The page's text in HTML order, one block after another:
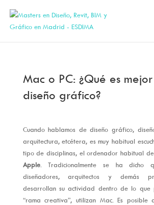
Mac o PC: ¿Qué es
diseño gráfico?
Cuando hablamos de diseño gráfico,
arquitectura, etcétera, es muy habitual
tipo de disciplinas, el ordenador habitual
Apple. Tradicionalmente se ha dicho
diseñadores, arquitectos y demás
desarrollan su actividad dentro de lo que
“rama creativa”, utilizan Mac. Es posible